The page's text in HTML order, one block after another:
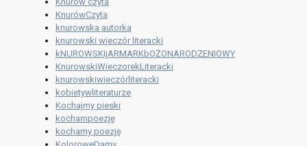
KnurówCzyta
knurowska autorka
knurowski wieczór literacki
kNUROWSKIjARMARKbOŻONARODZENIOWY
KnurowskiWieczorekLiteracki
knurowskiwieczórliteracki
kobietywliteraturze
Kochajmy pieski
kochampoezję
kochamy poezję